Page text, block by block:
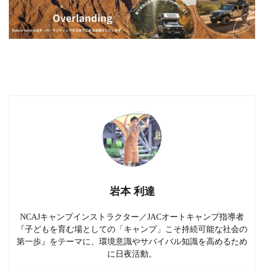
岩本 利達
NCAJキャンプインストラクター／JACオートキャンプ指導者
『子どもを育む場としての「キャンプ」こそ持続可能な社会の
第一歩』をテーマに、環境意識やサバイバル知識を高めるため
に日夜活動。